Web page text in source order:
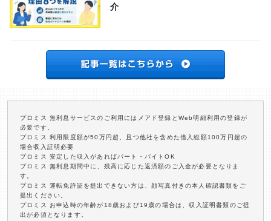
介
プロミス 無利息サービスのご利用にはメアド登録とWeb明細利用の登録が
必要です。
プロミス 利用限度額が50万円超、且つ他社を含めた借入総額100万円超の
場合収入証明必要
プロミス 安定した収入があればパート・バイトOK
プロミス 無利息期間中に、残高に応じた返済額のご入金が必要となりま
す。
プロミス 運転免許証を提出できない方は、顔写真付きの本人確認書類をご
提出ください。
プロミス お申込時の年齢が18歳および19歳の場合は、収入証明書類のご提
出が必須となります。